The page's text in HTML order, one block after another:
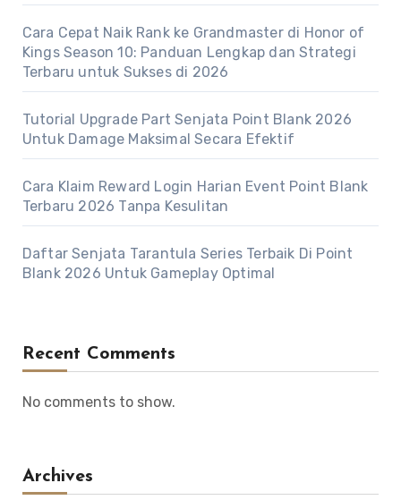
Cara Cepat Naik Rank ke Grandmaster di Honor of
Kings Season 10: Panduan Lengkap dan Strategi
Terbaru untuk Sukses di 2026
Tutorial Upgrade Part Senjata Point Blank 2026
Untuk Damage Maksimal Secara Efektif
Cara Klaim Reward Login Harian Event Point Blank
Terbaru 2026 Tanpa Kesulitan
Daftar Senjata Tarantula Series Terbaik Di Point
Blank 2026 Untuk Gameplay Optimal
Recent Comments
No comments to show.
Archives